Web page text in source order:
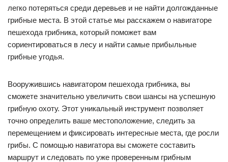
легко потеряться среди деревьев и не найти долгожданные
грибные места. В этой статье мы расскажем о навигаторе
пешехода грибника, который поможет вам
сориентироваться в лесу и найти самые прибыльные
грибные угодья.
Вооружившись навигатором пешехода грибника, вы
сможете значительно увеличить свои шансы на успешную
грибную охоту. Этот уникальный инструмент позволяет
точно определить ваше местоположение, следить за
перемещением и фиксировать интересные места, где росли
грибы. С помощью навигатора вы сможете составить
маршрут и следовать по уже проверенным грибным